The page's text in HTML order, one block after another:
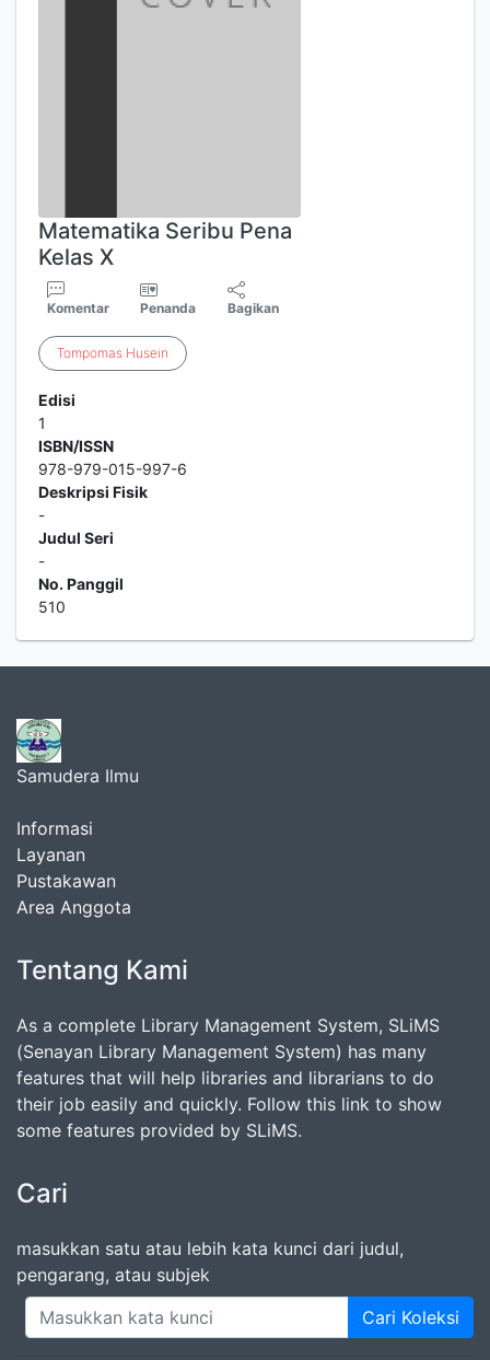
Matematika Seribu Pena
Kelas X
Komentar Penanda Bagikan
Tompomas Husein
Edisi
1
ISBN/ISSN
978-979-015-997-6
Deskripsi Fisik
-
Judul Seri
-
No. Panggil
510
Samudera Ilmu
Informasi
Layanan
Pustakawan
Area Anggota
Tentang Kami
As a complete Library Management System, SLiMS
(Senayan Library Management System) has many
features that will help libraries and librarians to do
their job easily and quickly. Follow this link to show
some features provided by SLiMS.
Cari
masukkan satu atau lebih kata kunci dari judul,
pengarang, atau subjek
Cari Koleksi